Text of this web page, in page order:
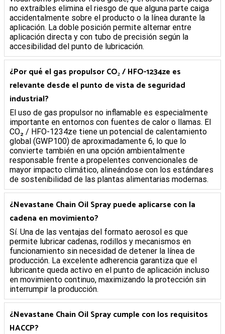
no extraíbles elimina el riesgo de que alguna parte caiga
accidentalmente sobre el producto o la línea durante la
aplicación. La doble posición permite alternar entre
aplicación directa y con tubo de precisión según la
accesibilidad del punto de lubricación.
¿Por qué el gas propulsor CO₂ / HFO-1234ze es
relevante desde el punto de vista de seguridad
industrial?
El uso de gas propulsor no inflamable es especialmente
importante en entornos con fuentes de calor o llamas. El
CO₂ / HFO-1234ze tiene un potencial de calentamiento
global (GWP100) de aproximadamente 6, lo que lo
convierte también en una opción ambientalmente
responsable frente a propelentes convencionales de
mayor impacto climático, alineándose con los estándares
de sostenibilidad de las plantas alimentarias modernas.
¿Nevastane Chain Oil Spray puede aplicarse con la
cadena en movimiento?
Sí. Una de las ventajas del formato aerosol es que
permite lubricar cadenas, rodillos y mecanismos en
funcionamiento sin necesidad de detener la línea de
producción. La excelente adherencia garantiza que el
lubricante queda activo en el punto de aplicación incluso
en movimiento continuo, maximizando la protección sin
interrumpir la producción.
¿Nevastane Chain Oil Spray cumple con los requisitos
HACCP?